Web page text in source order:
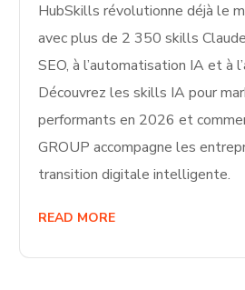
HubSkills révolutionne déjà le
avec plus de 2 350 skills
SEO, à l’automatisation IA et à
Découvrez les skills IA pour
performants en 2026 et
GROUP accompagne les
transition digitale intelligente.
READ MORE